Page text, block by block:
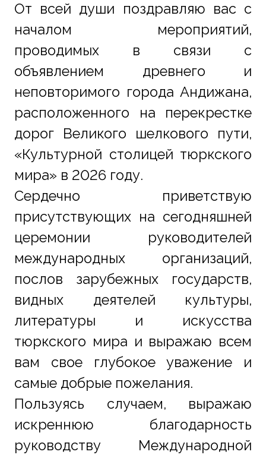
От всей души поздравляю вас с
началом мероприятий,
проводимых в связи с
объявлением древнего и
неповторимого города Андижана,
расположенного на перекрестке
дорог Великого шелкового пути,
«Культурной столицей тюркского
мира» в 2026 году.
Сердечно приветствую
присутствующих на сегодняшней
церемонии руководителей
международных организаций,
послов зарубежных государств,
видных деятелей культуры,
литературы и искусства
тюркского мира и выражаю всем
вам свое глубокое уважение и
самые добрые пожелания.
Пользуясь случаем, выражаю
искреннюю благодарность
руководству Международной